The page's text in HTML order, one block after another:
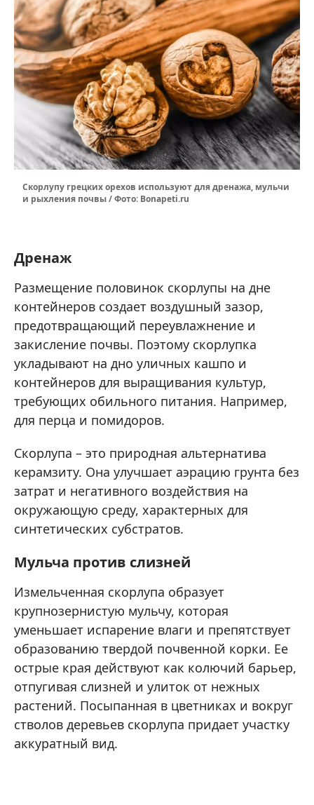
Скорлупу грецких орехов используют для дренажа, мульчи
и рыхления почвы / Фото: Bonapeti.ru
Дренаж
Размещение половинок скорлупы на дне
контейнеров создает воздушный зазор,
предотвращающий переувлажнение и
закисление почвы. Поэтому скорлупка
укладывают на дно уличных кашпо и
контейнеров для выращивания культур,
требующих обильного питания. Например,
для перца и помидоров.
Скорлупа – это природная альтернатива
керамзиту. Она улучшает аэрацию грунта без
затрат и негативного воздействия на
окружающую среду, характерных для
синтетических субстратов.
Мульча против слизней
Измельченная скорлупа образует
крупнозернистую мульчу, которая
уменьшает испарение влаги и препятствует
образованию твердой почвенной корки. Ее
острые края действуют как колючий барьер,
отпугивая слизней и улиток от нежных
растений. Посыпанная в цветниках и вокруг
стволов деревьев скорлупа придает участку
аккуратный вид.